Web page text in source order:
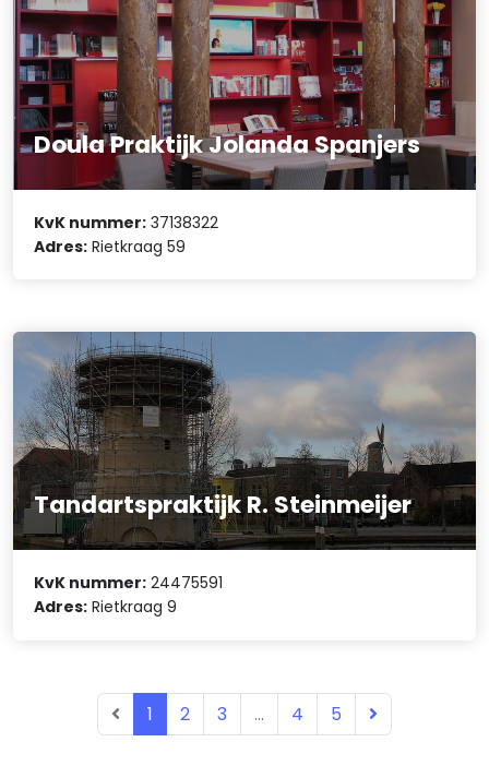
Doula Praktijk Jolanda Spanjers
KvK nummer: 37138322
Adres: Rietkraag 59
Tandartspraktijk R. Steinmeijer
KvK nummer: 24475591
Adres: Rietkraag 9
1 2 3 ... 4 5